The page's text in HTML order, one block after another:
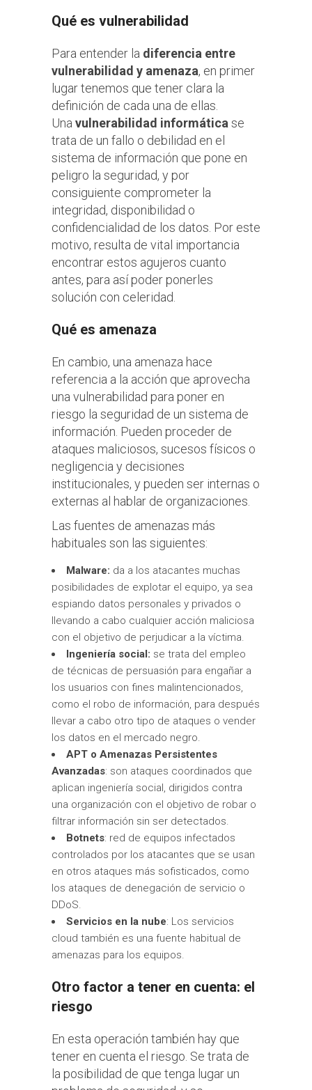
Qué es vulnerabilidad
Para entender la diferencia entre
vulnerabilidad y amenaza, en primer
lugar tenemos que tener clara la
definición de cada una de ellas.
Una vulnerabilidad informática se
trata de un fallo o debilidad en el
sistema de información que pone en
peligro la seguridad, y por
consiguiente comprometer la
integridad, disponibilidad o
confidencialidad de los datos. Por este
motivo, resulta de vital importancia
encontrar estos agujeros cuanto
antes, para así poder ponerles
solución con celeridad.
Qué es amenaza
En cambio, una amenaza hace
referencia a la acción que aprovecha
una vulnerabilidad para poner en
riesgo la seguridad de un sistema de
información . Pueden proceder de
ataques maliciosos, sucesos físicos o
negligencia y decisiones
institucionales, y pueden ser internas o
externas al hablar de organizaciones.
Las fuentes de amenazas más
habituales son las siguientes:
Malware: da a los atacantes muchas
posibilidades de explotar el equipo, ya sea
espiando datos personales y privados o
llevando a cabo cualquier acción maliciosa
con el objetivo de perjudicar a la víctima.
Ingeniería social: se trata del empleo
de técnicas de persuasión para engañar a
los usuarios con fines malintencionados,
como el robo de información, para después
llevar a cabo otro tipo de ataques o vender
los datos en el mercado negro.
APT o Amenazas Persistentes
Avanzadas: son ataques coordinados que
aplican ingeniería social, dirigidos contra
una organización con el objetivo de robar o
filtrar información sin ser detectados.
Botnets: red de equipos infectados
controlados por los atacantes que se usan
en otros ataques más sofisticados, como
los ataques de denegación de servicio o
DDoS.
Servicios en la nube: Los servicios
cloud también es una fuente habitual de
amenazas para los equipos.
Otro factor a tener en cuenta: el
riesgo
En esta operación también hay que
tener en cuenta el riesgo . Se trata de
la posibilidad de que tenga lugar un